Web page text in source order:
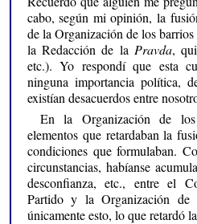
cabo, según mi opinión, la
de la Organización de los
la Redacción de la Pravda,
etc.). Yo respondí que esta
ninguna importancia política,
existían desacuerdos entre
En la Organización de los
elementos que retardaban la
condiciones que formulaban.
circunstancias, habíanse
desconfianza, etc., entre el
Partido y la Organización
únicamente esto, lo que retardó